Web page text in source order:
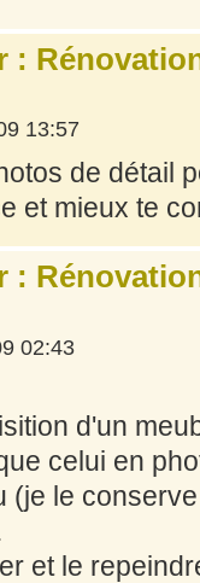
:
13:57
de détail
et mieux te
:
02:43
d'un
celui en
(je le
et le